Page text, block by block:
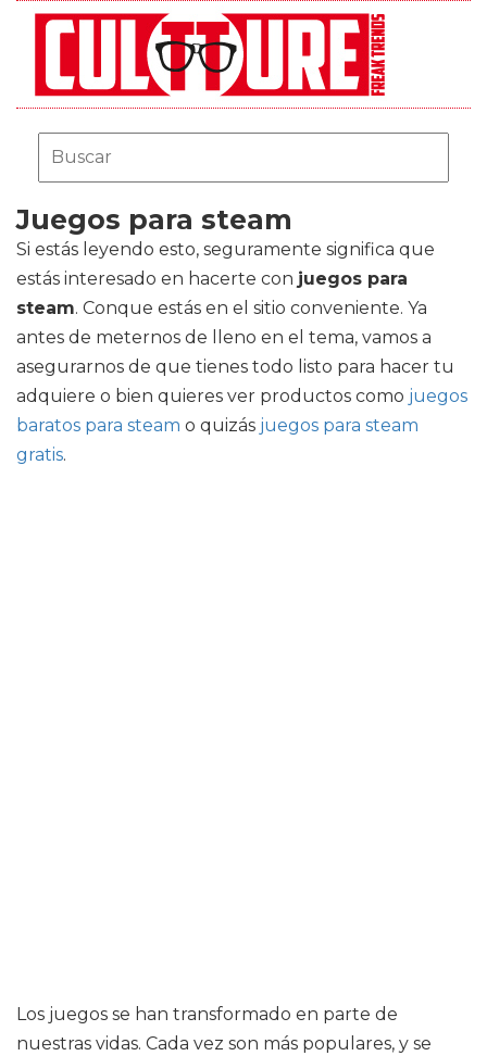
Juegos para steam
Si estás leyendo esto, seguramente significa que
estás interesado en hacerte con juegos para
steam. Conque estás en el sitio conveniente. Ya
antes de meternos de lleno en el tema, vamos a
asegurarnos de que tienes todo listo para hacer tu
adquiere o bien quieres ver productos como juegos
baratos para steam o quizás juegos para steam
gratis.
Los juegos se han transformado en parte de
nuestras vidas. Cada vez son más populares, y se